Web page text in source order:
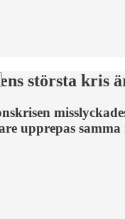
största kris
upprepas samma